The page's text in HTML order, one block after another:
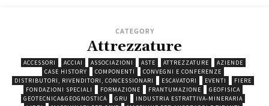
CATEGORY
Attrezzature
ACCESSORI ACCIAI ASSOCIAZIONI ASTE ATTREZZATURE
AZIENDE
CASE HISTORY
COMPONENTI
CONVEGNI E CONFERENZE
DISTRIBUTORI, RIVENDITORI, CONCESSIONARI
ESCAVATORI EVENTI
FIERE
FONDAZIONI SPECIALI
FORMAZIONE FRANTUMAZIONE
GEOFISICA
GEOTECNICA&GEOGNOSTICA
GRU
INDUSTRIA ESTRATTIVA-MINERARIA